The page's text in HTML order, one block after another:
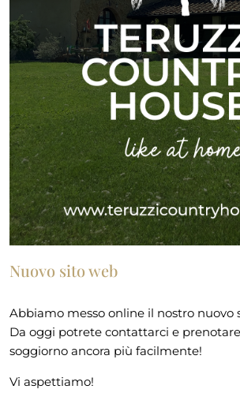
Nuovo sito web
Abbiamo messo online il nostro nuovo
Da oggi potrete contattarci e
soggiorno ancora più facilmente!
Vi aspettiamo!